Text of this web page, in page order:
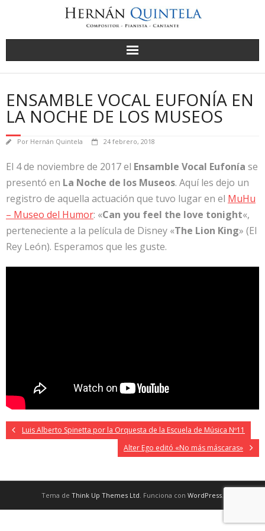
ENSAMBLE VOCAL EUFONÍA EN
LA NOCHE DE LOS MUSEOS
Por Hernán Quintela 24 febrero, 2018
El 4 de noviembre de 2017 el Ensamble Vocal Eufonía se
presentó en La Noche de los Museos. Aquí les dejo un
registro de aquella actuación que tuvo lugar en el MuHu
– Museo del Humor: «Can you feel the love tonight«,
perteneciente a la película de Disney «The Lion King» (El
Rey León). Esperamos que les guste.
Luis Alberto Spinetta por la Orquesta de la Escuela de Música Nº11
Alter Ego editó «No más máscaras»
Tema de Think Up Themes Ltd . Funciona con WordPress